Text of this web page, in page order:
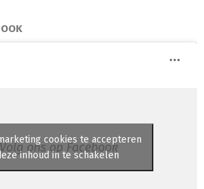
Volg ons op Facebook
cookies te accepteren
inhoud in te schakelen